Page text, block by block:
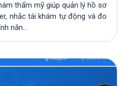
thẩm mỹ giúp quản lý hồ sơ
nhắc tái khám tự động và đo
năn...